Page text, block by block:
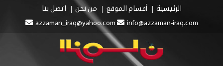
الرئيسية أقسام الموقع من نحن
اتصل بنا
azzaman_iraq@yahoo.com
info@azzaman-iraq.com